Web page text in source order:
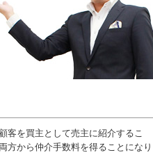
客を買主として売主に紹介するこ
方から仲介手数料を得ることになり